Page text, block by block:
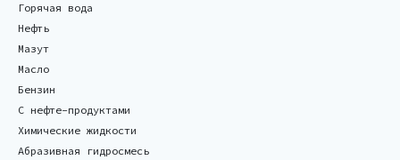
Горячая вода
Нефть
Мазут
Масло
Бензин
С нефте-продуктами
Химические жидкости
Абразивная гидросмесь